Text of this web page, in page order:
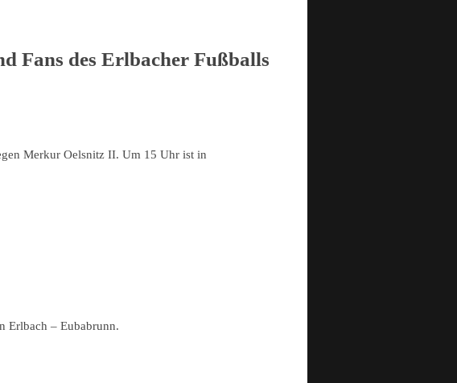
Fans des Erlbacher Fußballs
Merkur Oelsnitz II. Um 15 Uhr ist in
Erlbach – Eubabrunn.